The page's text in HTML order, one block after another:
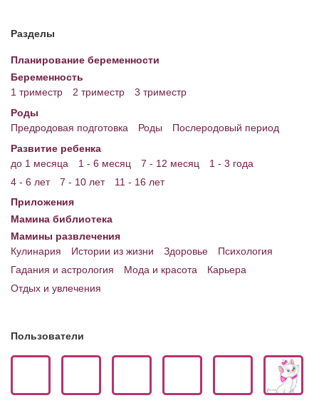
Разделы
Планирование беременности
Беременность
1 триместр
2 триместр
3 триместр
Роды
Предродовая подготовка
Роды
Послеродовый период
Развитие ребенка
до 1 месяца
1 - 6 месяц 7 - 12 месяц
1 - 3 года
4 - 6 лет
7 - 10 лет
11 - 16 лет
Приложения
Мамина библиотека
Мамины развлечения
Кулинария
Истории из жизни Здоровье
Психология
Гадания и астрология
Мода и красота
Карьера
Отдых и увлечения
Пользователи